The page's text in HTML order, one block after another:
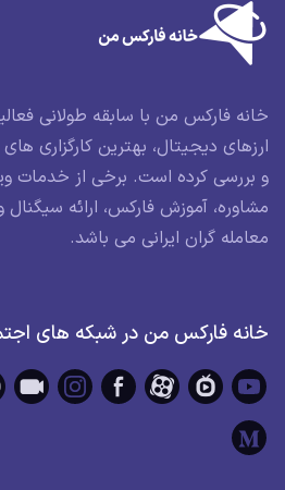
خانه فارکس من با سابقه طولانی
ارزهای دیجیتال، بهترین کارگزاری
و بررسی کرده است. برخی از خدمات
مشاوره، آموزش فارکس، ارائه سیگنال
معامله گران ایرانی می باشد.
خانه فارکس من در شبکه های